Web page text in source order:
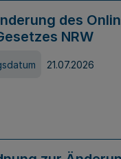
des
NRW
21.07.2026